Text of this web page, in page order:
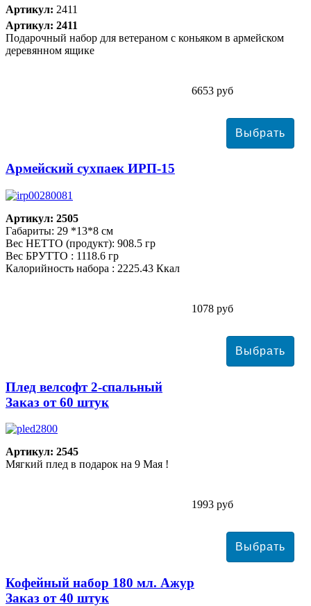
Артикул: 2411
Артикул: 2411
Подарочный набор для ветераном с коньяком в армейском
деревянном ящике
6653 руб
Армейский сухпаек ИРП-15
Артикул: 2505
Габариты: 29 *13*8 см
Вес НЕТТО (продукт): 908.5 гр
Вес БРУТТО : 1118.6 гр
Калорийность набора : 2225.43 Ккал
1078 руб
Плед велсофт 2-спальный
Заказ от 60 штук
Артикул: 2545
Мягкий плед в подарок на 9 Мая !
1993 руб
Кофейный набор 180 мл. Ажур
Заказ от 40 штук